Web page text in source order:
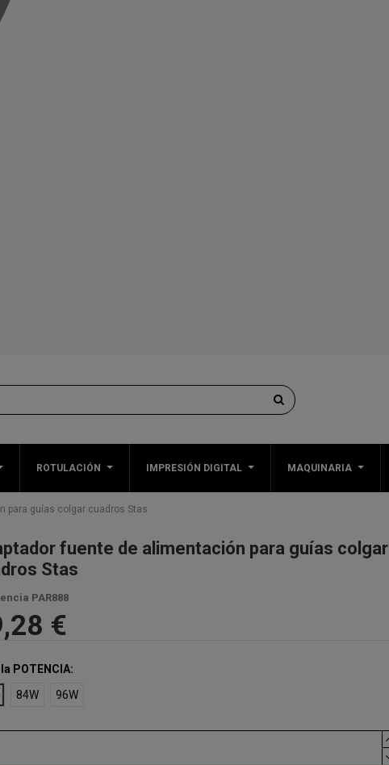
ROTULACIÓN IMPRESIÓN DIGITAL MAQUINARIA
para guías colgar cuadros Stas
fuente de alimentación para guías colgar
Stas
PAR888
€
POTENCIA:
84W 96W